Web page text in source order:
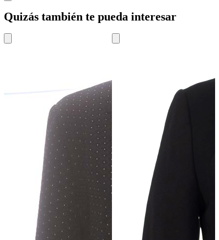
Quizás también te pueda interesar